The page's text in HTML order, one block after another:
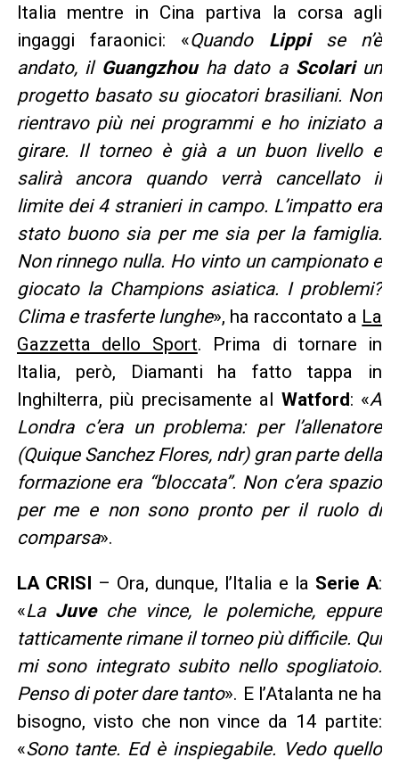
Italia mentre in Cina partiva la corsa agli
ingaggi faraonici: «Quando Lippise n’è
andato, il Guangzhouha dato a Scolariun
progetto basato su giocatori brasiliani. Non
rientravo più nei programmi e ho iniziato a
girare. Il torneo è già a un buon livello e
salirà ancora quando verrà cancellato il
limite dei 4 stranieri in campo. L’impatto era
stato buono sia per me sia per la famiglia.
Non rinnego nulla. Ho vinto un campionato e
giocato la Champions asiatica. I problemi?
Clima e trasferte lunghe», ha raccontato a La
Gazzetta dello Sport. Prima di tornare in
Italia, però, Diamanti ha fatto tappa in
Inghilterra, più precisamente al Watford: «A
Londra c’era un problema: per l’allenatore
(Quique Sanchez Flores, ndr) gran parte della
formazione era “bloccata”. Non c’era spazio
per me e non sono pronto per il ruolo di
comparsa».
LA CRISI – Ora, dunque, l’Italia e la Serie A:
«La Juveche vince, le polemiche, eppure
tatticamente rimane il torneo più difficile. Qui
mi sono integrato subito nello spogliatoio.
Penso di poter dare tanto». E l’Atalanta ne ha
bisogno, visto che non vince da 14 partite:
«Sono tante. Ed è inspiegabile. Vedo quello